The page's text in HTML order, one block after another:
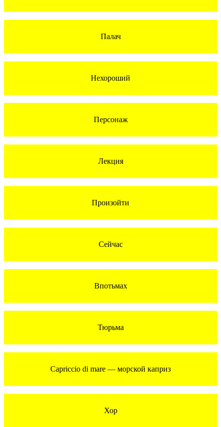
Палач
Нехороший
Персонаж
Лекция
Произойти
Сейчас
Впотьмах
Тюрьма
Capriccio di mare — морской каприз
Хор